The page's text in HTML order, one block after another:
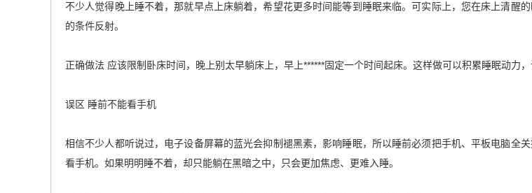
不少人觉得晚上睡不着，那就早点上床躺着，希望花更多时间能等到睡眠来临。可实际上，您在床上清醒
的条件反射。
正确做法 应该限制卧床时间，晚上别太早躺床上，早上******固定一个时间起床。这样做可以积累睡眠动力
误区 睡前不能看手机
相信不少人都听说过，电子设备屏幕的蓝光会抑制褪黑素，影响睡眠，所以睡前必须把手机、平板电脑全
看手机。如果明明睡不着，却只能躺在黑暗之中，只会更加焦虑、更难入睡。